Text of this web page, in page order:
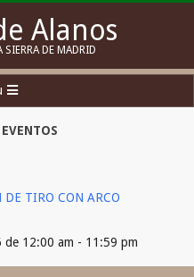
DE MADRID
TIRO CON ARCO
12:00 am - 11:59 pm